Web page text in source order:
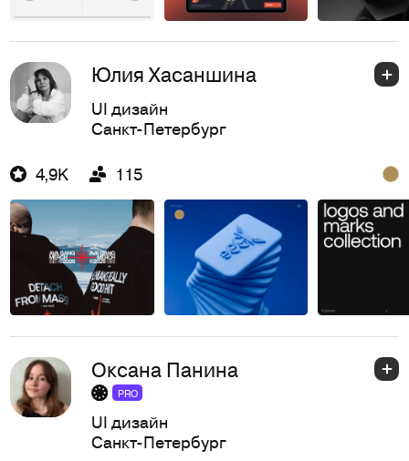
Юлия Хасаншина
UI дизайн
Санкт-Петербург
4,9K 115
Оксана Панина
PRO
UI дизайн
Санкт-Петербург